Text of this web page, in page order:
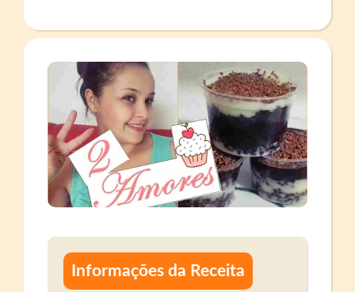
Informações da Receita